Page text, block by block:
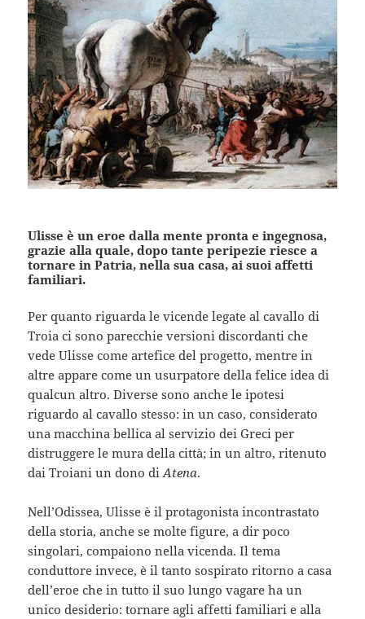
Ulisse è un eroe dalla mente pronta e ingegnosa,
grazie alla quale, dopo tante peripezie riesce a
tornare in Patria, nella sua casa, ai suoi affetti
familiari.
Per quanto riguarda le vicende legate al cavallo di
Troia ci sono parecchie versioni discordanti che
vede Ulisse come artefice del progetto, mentre in
altre appare come un usurpatore della felice idea di
qualcun altro. Diverse sono anche le ipotesi
riguardo al cavallo stesso: in un caso, considerato
una macchina bellica al servizio dei Greci per
distruggere le mura della città; in un altro, ritenuto
dai Troiani un dono diAtena.
Nell’Odissea, Ulisse è il protagonista incontrastato
della storia, anche se molte figure, a dir poco
singolari, compaiono nella vicenda. Il tema
conduttore invece, è il tanto sospirato ritorno a casa
dell’eroe che in tutto il suo lungo vagare ha un
unico desiderio: tornare agli affetti familiari e alla